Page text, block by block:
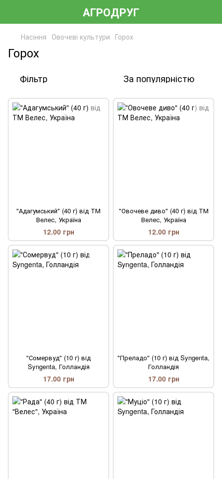
АГРОДРУГ
Насіння Овочеві культури Горох
Горох
Фільтр За популярністю
"Адагумський" (40 г) від ТМ
Велес, Україна
12.00 грн
"Овочеве диво" (40 г) від ТМ
Велес, Україна
12.00 грн
"Сомервуд" (10 г) від
Syngenta, Голландія
17.00 грн
"Преладо" (10 г) від Syngenta,
Голландія
17.00 грн